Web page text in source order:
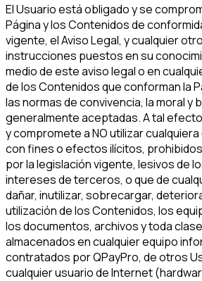
El Usuario está obligado y se
Página y los Contenidos de
vigente, el Aviso Legal, y cualquier
instrucciones puestos en su
medio de este aviso legal o en
de los Contenidos que conforman la
las normas de convivencia, la moral y
generalmente aceptadas. A tal
y compromete a NO utilizar
con fines o efectos ilícitos, prohibidos
por la legislación vigente, lesivos de
intereses de terceros, o que de
dañar, inutilizar, sobrecargar,
utilización de los Contenidos, los
los documentos, archivos y toda
almacenados en cualquier equipo
contratados por QPayPro, de otros
cualquier usuario de Internet